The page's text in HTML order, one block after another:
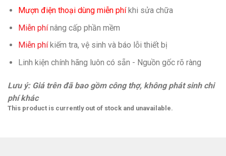
Mượn điện thoại dùng miễn phíkhi sửa chữa
Miễn phínâng cấp phần mềm
Miễn phíkiếm tra, vệ sinh và báo lỗi thiết bị
Linh kiện chính hãng luôn có sẵn - Nguồn gốc rõ ràng
Lưu ý: Giá trên đã bao gồm công thợ, không phát sinh chi
phí khác
This product is currently out of stock and unavailable.